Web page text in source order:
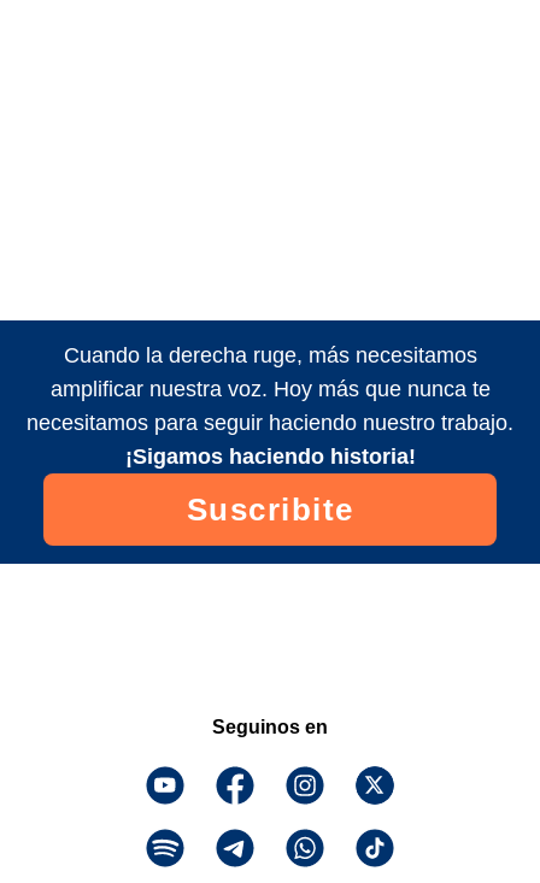
Cuando la derecha ruge, más necesitamos
amplificar nuestra voz. Hoy más que nunca te
necesitamos para seguir haciendo nuestro trabajo.
¡Sigamos haciendo historia!
Suscribite
Seguinos en